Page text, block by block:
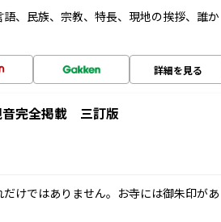
、民族、宗教、特長、現地の挨拶、誰か
詳細を見る
完全掲載 三訂版
けではありません。お寺には御朱印があ